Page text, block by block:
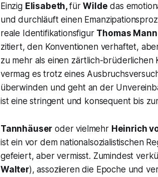
Einzig Elisabeth,fürWilde das
und durchläuft einen
reale Identifikationsfigur Thomas
zitiert, den Konventionen verhaftet,
zu mehr als einen zärtlich-brüderlichen
vermag es trotz eines
überwinden und geht an der
ist eine stringent und konsequent bis
Tannhäuser oder vielmehr Heinrich
ist ein vor dem nationalsozialistischen
gefeiert, aber vermisst. Zumindest
Walter), assoziieren die Epoche und